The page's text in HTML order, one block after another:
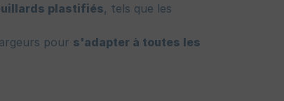
plastifiés, tels que les
pour s'adapter à toutes les